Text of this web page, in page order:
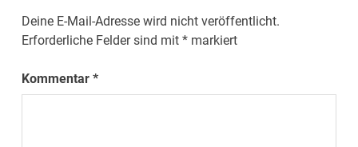
Deine E-Mail-Adresse wird nicht veröffentlicht.
Erforderliche Felder sind mit* markiert
Kommentar*